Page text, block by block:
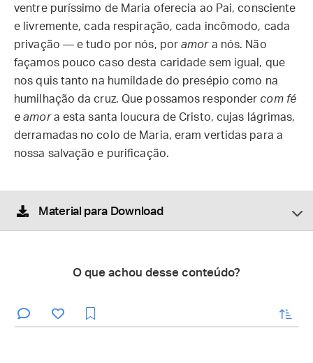
ventre puríssimo de Maria oferecia ao Pai, consciente
e livremente, cada respiração, cada incômodo, cada
privação — e tudo por nós, poramora nós. Não
façamos pouco caso desta caridade sem igual, que
nos quis tanto na humildade do presépio como na
humilhação da cruz. Que possamos responder com fé
e amora esta santa loucura de Cristo, cujas lágrimas,
derramadas no colo de Maria, eram vertidas para a
nossa salvação e purificação.
Material para Download
O que achou desse conteúdo?
enviar